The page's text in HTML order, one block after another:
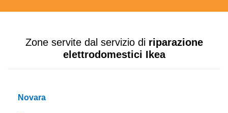
Zone servite dal servizio di riparazione
elettrodomestici Ikea
Novara